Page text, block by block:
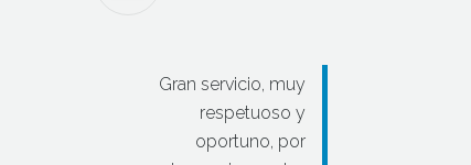
Gran servicio, muy
respetuoso y
oportuno, por